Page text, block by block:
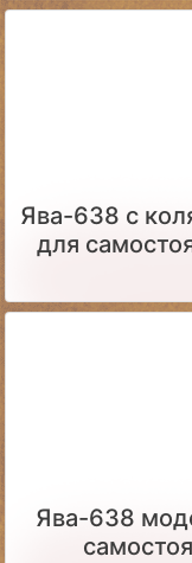
Ява-638 с
для
Ява-638